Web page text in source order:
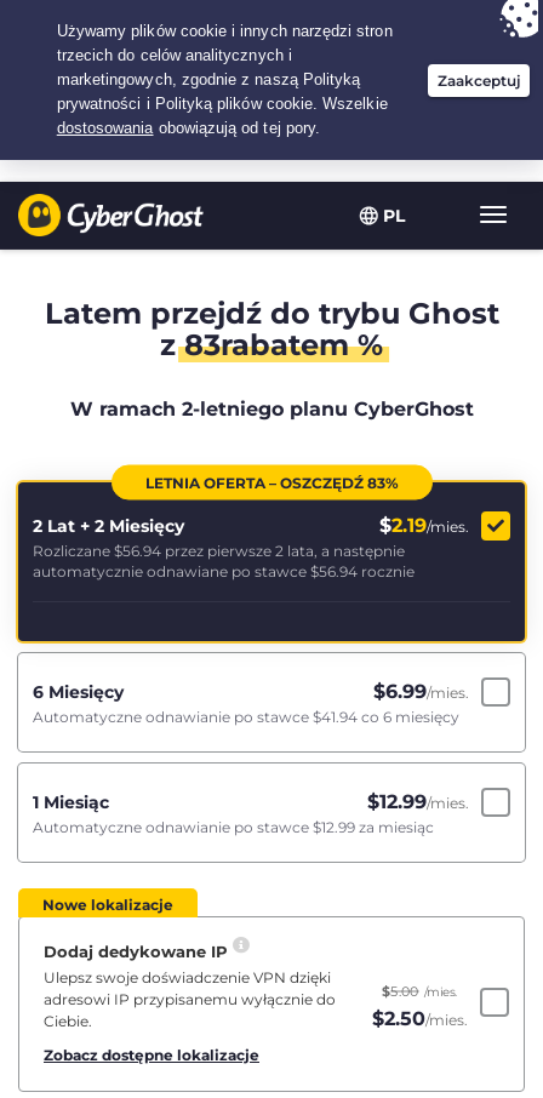
PL
Twój wybór:Najlepsza umowana2.1666666666667-lat w$
/miesiąc
Latem przejdź do trybu Ghost
z83rabatem %
W ramach 2-letniego planu CyberGhost
LETNIA OFERTA – OSZCZĘDŹ 83%
2 Lat + 2 Miesięcy $2.19/mies.
Rozliczane $56.94 przez pierwsze 2 lata, a następnie
automatycznie odnawiane po stawce $56.94 rocznie
6 Miesięcy $6.99/mies.
Automatyczne odnawianie po stawce $41.94 co 6 miesięcy
1 Miesiąc $12.99/mies.
Automatyczne odnawianie po stawce $12.99 za miesiąc
Nowe lokalizacje
Dodaj dedykowane IP
Ulepsz swoje doświadczenie VPN dzięki
adresowi IP przypisanemu wyłącznie do
Ciebie.
Zobacz dostępne lokalizacje
$5.00 /mies.
$2.50/mies.